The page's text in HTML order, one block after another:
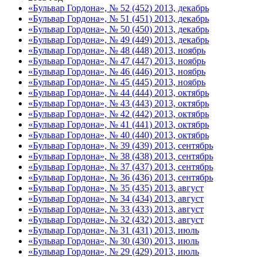
«Бульвар Гордона», № 52 (452) 2013, декабрь
«Бульвар Гордона», № 51 (451) 2013, декабрь
«Бульвар Гордона», № 50 (450) 2013, декабрь
«Бульвар Гордона», № 49 (449) 2013, декабрь
«Бульвар Гордона», № 48 (448) 2013, ноябрь
«Бульвар Гордона», № 47 (447) 2013, ноябрь
«Бульвар Гордона», № 46 (446) 2013, ноябрь
«Бульвар Гордона», № 45 (445) 2013, ноябрь
«Бульвар Гордона», № 44 (444) 2013, октябрь
«Бульвар Гордона», № 43 (443) 2013, октябрь
«Бульвар Гордона», № 42 (442) 2013, октябрь
«Бульвар Гордона», № 41 (441) 2013, октябрь
«Бульвар Гордона», № 40 (440) 2013, октябрь
«Бульвар Гордона», № 39 (439) 2013, сентябрь
«Бульвар Гордона», № 38 (438) 2013, сентябрь
«Бульвар Гордона», № 37 (437) 2013, сентябрь
«Бульвар Гордона», № 36 (436) 2013, сентябрь
«Бульвар Гордона», № 35 (435) 2013, август
«Бульвар Гордона», № 34 (434) 2013, август
«Бульвар Гордона», № 33 (433) 2013, август
«Бульвар Гордона», № 32 (432) 2013, август
«Бульвар Гордона», № 31 (431) 2013, июль
«Бульвар Гордона», № 30 (430) 2013, июль
«Бульвар Гордона», № 29 (429) 2013, июль